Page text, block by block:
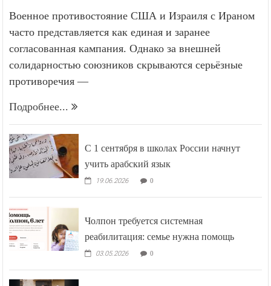
Военное противостояние США и Израиля с Ираном
часто представляется как единая и заранее
согласованная кампания. Однако за внешней
солидарностью союзников скрываются серьёзные
противоречия —
Подробнее...
С 1 сентября в школах России начнут
учить арабский язык
19.06.2026 0
Чолпон требуется системная
реабилитация: семье нужна помощь
03.05.2026 0